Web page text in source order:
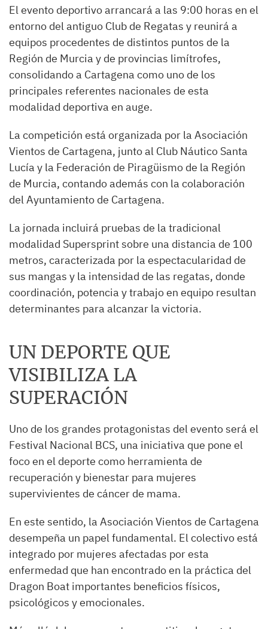
El evento deportivo arrancará a las 9:00 horas en el
entorno del antiguo Club de Regatas y reunirá a
equipos procedentes de distintos puntos de la
Región de Murcia y de provincias limítrofes,
consolidando a Cartagena como uno de los
principales referentes nacionales de esta
modalidad deportiva en auge.
La competición está organizada por la Asociación
Vientos de Cartagena, junto al Club Náutico Santa
Lucía y la Federación de Piragüismo de la Región
de Murcia, contando además con la colaboración
del Ayuntamiento de Cartagena.
La jornada incluirá pruebas de la tradicional
modalidad Supersprint sobre una distancia de 100
metros, caracterizada por la espectacularidad de
sus mangas y la intensidad de las regatas, donde
coordinación, potencia y trabajo en equipo resultan
determinantes para alcanzar la victoria.
UN DEPORTE QUE
VISIBILIZA LA
SUPERACIÓN
Uno de los grandes protagonistas del evento será el
Festival Nacional BCS, una iniciativa que pone el
foco en el deporte como herramienta de
recuperación y bienestar para mujeres
supervivientes de cáncer de mama.
En este sentido, la Asociación Vientos de Cartagena
desempeña un papel fundamental. El colectivo está
integrado por mujeres afectadas por esta
enfermedad que han encontrado en la práctica del
Dragon Boat importantes beneficios físicos,
psicológicos y emocionales.